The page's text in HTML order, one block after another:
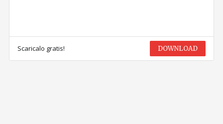
Scaricalo gratis! DOWNLOAD